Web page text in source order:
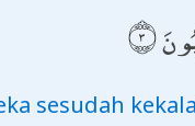
sesudah